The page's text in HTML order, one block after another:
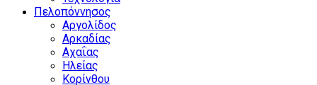
Πελοπόννησος
Αργολίδος
Αρκαδίας
Αχαΐας
Ηλείας
Κορίνθου